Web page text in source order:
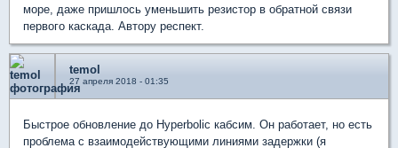
море, даже пришлось уменьшить резистор в обратной связи
первого каскада. Автору респект.
temol
27 апреля 2018 - 01:35
Быстрое обновление до Hyperbolic кабсим. Он работает, но есть
проблема с взаимодействующими линиями задержки (я